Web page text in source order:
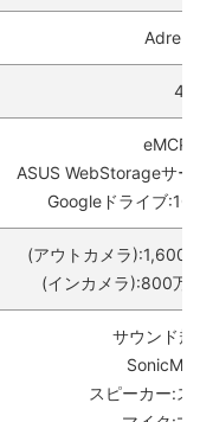
ASUS WebStorageサ
Googleドライブ
(アウトカメラ):1,600
(インカメラ):800万
サウンド
スピーカー:ス